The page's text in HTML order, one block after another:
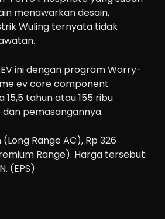
menawarkan desain,
Wuling ternyata tidak
ini dengan program Worry-
ev core component
tahun atau 155 ribu
pemasangannya.
Range AC), Rp 326
Range). Harga tersebut
(EPS)